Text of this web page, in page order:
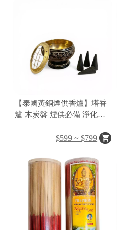
【泰國黃銅煙供香爐】塔香
爐 木炭盤 煙供必備 淨化空
$599 ~ $799